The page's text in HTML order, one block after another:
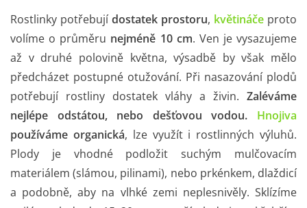
Rostlinky potřebují dostatek prostoru, květináče proto
volíme o průměru nejméně 10 cm. Ven je vysazujeme
až v druhé polovině května, výsadbě by však mělo
předcházet postupné otužování. Při nasazování plodů
potřebují rostliny dostatek vláhy a živin. Zaléváme
nejlépe odstátou, nebo dešťovou vodou. Hnojiva
používáme organická, lze využít i rostlinných výluhů.
Plody je vhodné podložit suchým mulčovacím
materiálem (slámou, pilinami), nebo prkénkem, dlaždicí
a podobně, aby na vlhké zemi neplesnivěly. Sklízíme